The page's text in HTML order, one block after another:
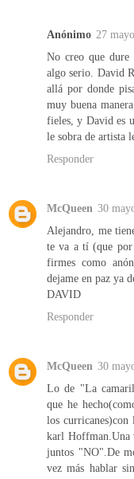
Anónimo 27
No creo que dure
algo serio. David
allá por donde
muy buena
fieles, y David es
le sobra de artista
Responder
McQueen 30
Alejandro, me
te va a tí (que
firmes como
dejame en paz ya
DAVID
Responder
McQueen 30
Lo de "La
que he
los
karl Hoffman.Una
juntos "NO".De
vez más hablar